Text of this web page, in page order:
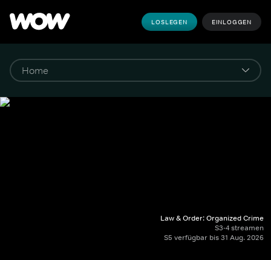
LOSLEGEN EINLOGGEN
Law & Order: Organized Crime
S3-4 streamen
S5 verfügbar bis 31 Aug. 2026